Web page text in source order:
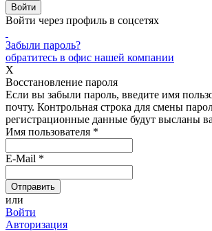
Войти через профиль в соцсетях
Забыли пароль?
обратитесь в офис нашей компании
X
Восстановление пароля
Если вы забыли пароль, введите имя
почту. Контрольная строка для смены
регистрационные данные будут высланы
Имя пользователя *
E-Mail *
или
Войти
Авторизация